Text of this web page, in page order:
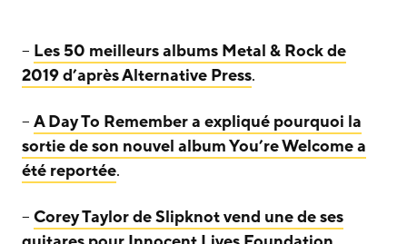
– Les 50 meilleurs albums Metal & Rock de
2019 d’après Alternative Press.
– A Day To Remember a expliqué pourquoi la
sortie de son nouvel album You’re Welcome a
été reportée.
– Corey Taylor de Slipknot vend une de ses